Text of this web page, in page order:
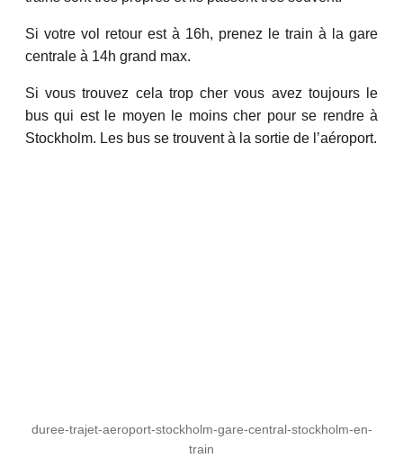
Si votre vol retour est à 16h, prenez le train à la gare
centrale à 14h grand max.
Si vous trouvez cela trop cher vous avez toujours le
bus qui est le moyen le moins cher pour se rendre à
Stockholm. Les bus se trouvent à la sortie de l’aéroport.
duree-trajet-aeroport-stockholm-gare-central-stockholm-en-
train